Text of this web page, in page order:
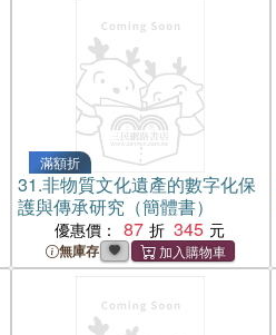
滿額折
31.非物質文化遺產的數字化保
護與傳承研究（簡體書）
優惠價： 87 345
無庫存